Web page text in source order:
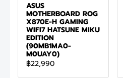
ASUS
MOTHERBOARD ROG
X870E-H GAMING
WIFI7 HATSUNE MIKU
EDITION
(90MB1MA0-
M0UAY0)
฿22,990